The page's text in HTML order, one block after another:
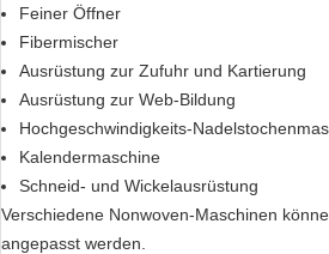
Feiner Öffner
Fibermischer
Ausrüstung zur Zufuhr und Kartierung
Ausrüstung zur Web-Bildung
Hochgeschwindigkeits-
Kalendermaschine
Schneid- und Wickelausrüstung
Verschiedene Nonwoven-Maschinen
angepasst werden.